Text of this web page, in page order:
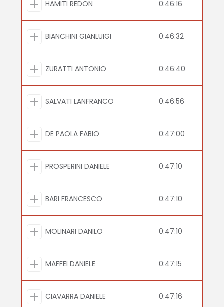
HAMITI REDON 0:46:16
BIANCHINI GIANLUIGI 0:46:32
ZURATTI ANTONIO 0:46:40
SALVATI LANFRANCO 0:46:56
DE PAOLA FABIO 0:47:00
PROSPERINI DANIELE 0:47:10
BARI FRANCESCO 0:47:10
MOLINARI DANILO 0:47:10
MAFFEI DANIELE 0:47:15
CIAVARRA DANIELE 0:47:16